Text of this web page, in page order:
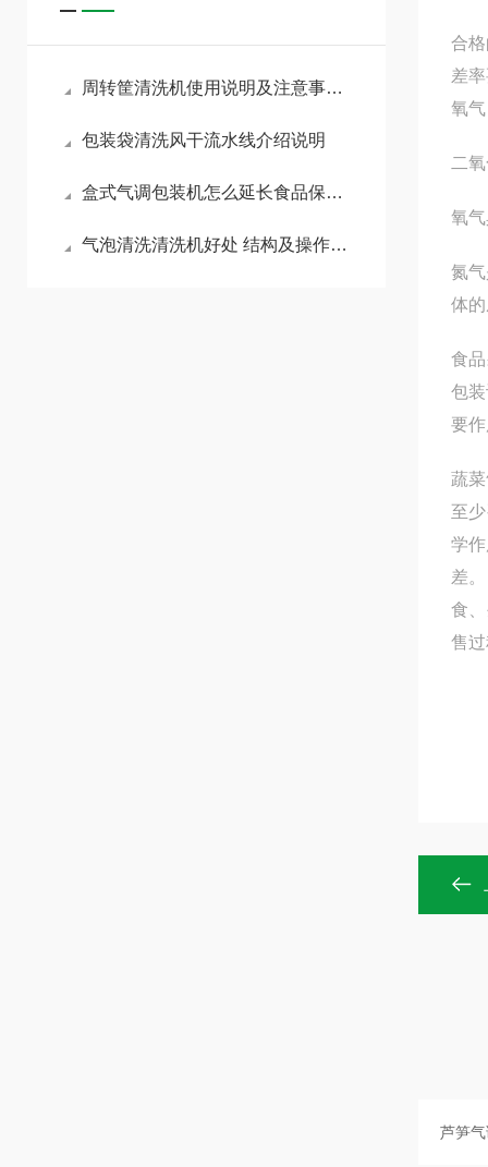
周转筐清洗机使用说明及注意事项有哪些
包装袋清洗风干流水线介绍说明
盒式气调包装机怎么延长食品保质期
气泡清洗清洗机好处 结构及操作步骤
合
差
氧
二
氧气
氮气
体
食
包
要
蔬
至
学
差
食
售